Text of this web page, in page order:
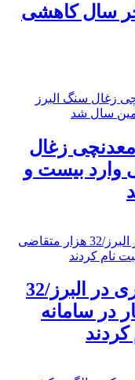
سال کاهشی
کشته شدن ۲۰ معدنچی زغال
وارد بیست و
کاهش نرخ بیکاری در البرز/32
در سامانه
کردند